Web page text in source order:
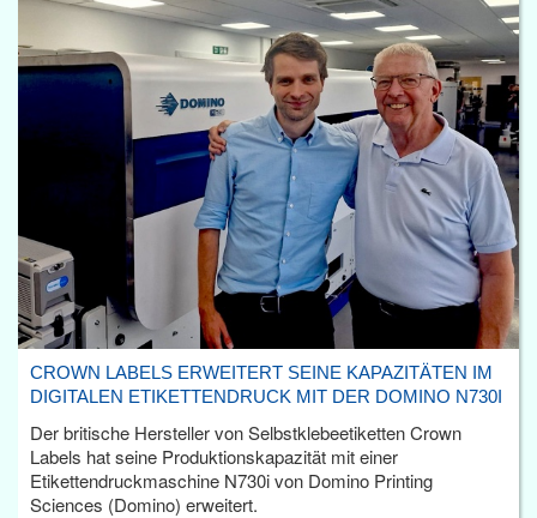
CROWN LABELS ERWEITERT SEINE KAPAZITÄTEN IM
DIGITALEN ETIKETTENDRUCK MIT DER DOMINO N730I
Der britische Hersteller von Selbstklebeetiketten Crown
Labels hat seine Produktionskapazität mit einer
Etikettendruckmaschine N730i von Domino Printing
Sciences (Domino) erweitert.